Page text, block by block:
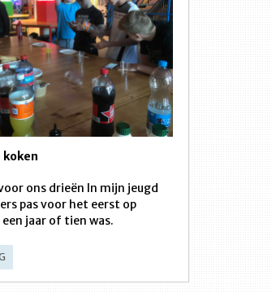
ons drieën In mijn jeugd
pas voor het eerst op
jaar of tien was.